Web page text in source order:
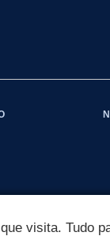
visita. Tudo